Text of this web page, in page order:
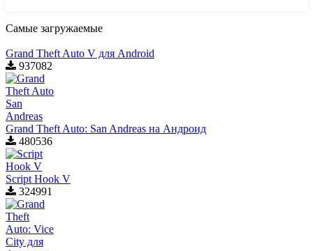
Самые загружаемые
Grand Theft Auto V для Android
937082
Grand Theft Auto: San Andreas на Андроид
480536
Script Hook V
324991